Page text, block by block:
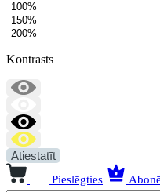
100%
150%
200%
Kontrasts
Atiestatīt
Pieslēgties